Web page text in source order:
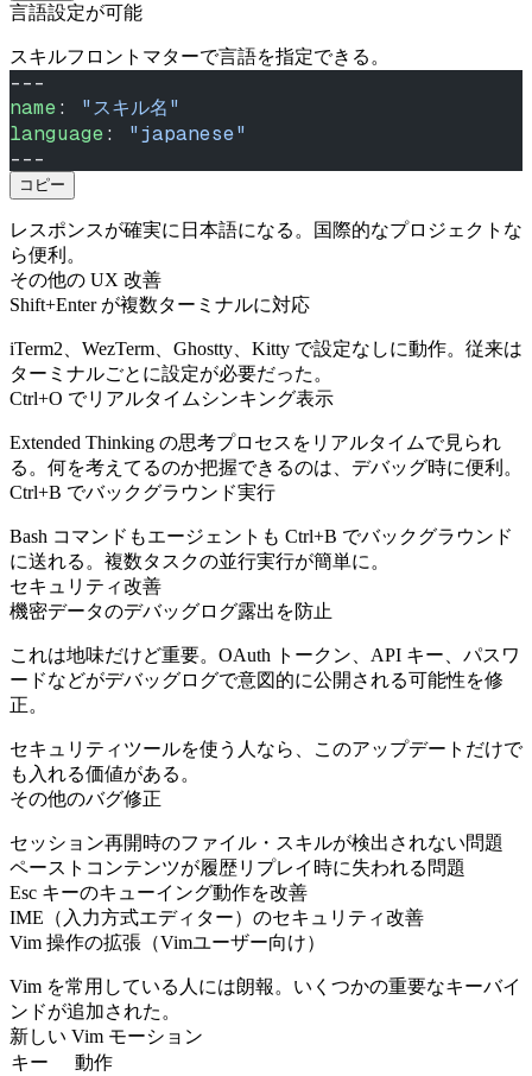
言語設定が可能
スキルフロントマターで言語を指定できる。
---
name: "スキル名"
language: "japanese"
---
コピー
レスポンスが確実に日本語になる。国際的なプロジェクトな
ら便利。
その他の UX 改善
Shift+Enter が複数ターミナルに対応
iTerm2、WezTerm、Ghostty、Kitty で設定なしに動作。従来は
ターミナルごとに設定が必要だった。
Ctrl+O でリアルタイムシンキング表示
Extended Thinking の思考プロセスをリアルタイムで見られ
る。何を考えてるのか把握できるのは、デバッグ時に便利。
Ctrl+B でバックグラウンド実行
Bash コマンドもエージェントも Ctrl+B でバックグラウンド
に送れる。複数タスクの並行実行が簡単に。
セキュリティ改善
機密データのデバッグログ露出を防止
これは地味だけど重要。OAuth トークン、API キー、パスワ
ードなどがデバッグログで意図的に公開される可能性を修
正。
セキュリティツールを使う人なら、このアップデートだけで
も入れる価値がある。
その他のバグ修正
セッション再開時のファイル・スキルが検出されない問題
ペーストコンテンツが履歴リプレイ時に失われる問題
Esc キーのキューイング動作を改善
IME（入力方式エディター）のセキュリティ改善
Vim 操作の拡張（Vimユーザー向け）
Vim を常用している人には朗報。いくつかの重要なキーバイ
ンドが追加された。
新しい Vim モーション
キー
動作